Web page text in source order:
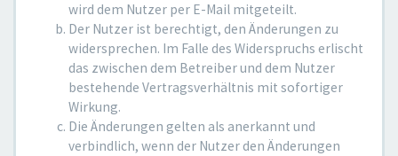
wird dem Nutzer per E-Mail mitgeteilt.
Der Nutzer ist berechtigt, den Änderungen zu
widersprechen. Im Falle des Widerspruchs erlischt
das zwischen dem Betreiber und dem Nutzer
bestehende Vertragsverhältnis mit sofortiger
Wirkung.
Die Änderungen gelten als anerkannt und
verbindlich, wenn der Nutzer den Änderungen